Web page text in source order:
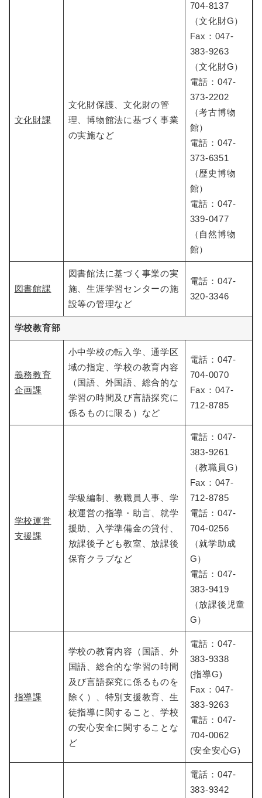
文化財課
文化財保護、文化財の管
理、博物館法に基づく事業
の実施など
704-8137
（文化財G）
Fax：047-
383-9263
（文化財G）
電話：047-
373-2202
（考古博物
館）
電話：047-
373-6351
（歴史博物
館）
電話：047-
339-0477
（自然博物
館）
図書館課
図書館法に基づく事業の実
施、生涯学習センターの施
設等の管理など
電話：047-
320-3346
学校教育部
義務教育
企画課
小中学校の転入学、通学区
域の指定、学校の教育内容
（国語、外国語、総合的な
学習の時間及び言語探究に
係るものに限る）など
電話：047-
704-0070
Fax：047-
712-8785
学校運営
支援課
学級編制、教職員人事、学
校運営の指導・助言、就学
援助、入学準備金の貸付、
放課後子ども教室、放課後
保育クラブなど
電話：047-
383-9261
（教職員G）
Fax：047-
712-8785
電話：047-
704-0256
（就学助成
G）
電話：047-
383-9419
（放課後児童
G）
指導課
学校の教育内容（国語、外
国語、総合的な学習の時間
及び言語探究に係るものを
除く）、特別支援教育、生
徒指導に関すること、学校
の安心安全に関することな
ど
電話：047-
383-9338
(指導G)
Fax：047-
383-9263
電話：047-
704-0062
(安全安心G)
電話：047-
383-9342